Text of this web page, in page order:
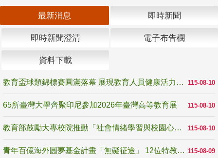
最新消息 即時新聞
即時新聞澄清 電子布告欄
資料下載
115-08-10
教育盃球類錦標賽圓滿落幕 展現教育人員健康活力與團隊精神
115-08-10
65所臺灣大學齊聚印尼參加2026年臺灣高等教育展
115-08-10
教育部鼓勵大專校院推動「社會情緒學習與校園心理健康促進計畫」 培育校園「心」韌性
115-08-09
青年百億海外圓夢基金計畫「無礙征途」 12位特教與弱勢青年勇闖西班牙 跨越感官限制見證生命蛻變